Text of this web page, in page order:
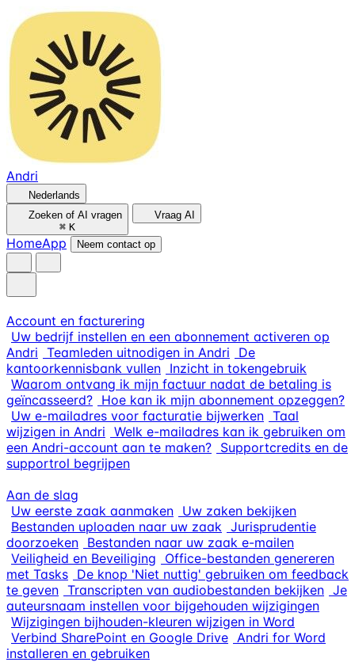
Andri
Nederlands
Zoeken of AI vragen
⌘ K
Vraag AI
HomeApp Neem contact op
Account en facturering
Uw bedrijf instellen en een abonnement activeren op
Andri Teamleden uitnodigen in Andri
De
kantoorkennisbank vullen Inzicht in tokengebruik
Waarom ontvang ik mijn factuur nadat de betaling is
geïncasseerd? Hoe kan ik mijn abonnement opzeggen?
Uw e-mailadres voor facturatie bijwerken Taal
wijzigen in Andri Welk e-mailadres kan ik gebruiken om
een Andri-account aan te maken? Supportcredits en de
supportrol begrijpen
Aan de slag
Uw eerste zaak aanmaken Uw zaken bekijken
Bestanden uploaden naar uw zaak Jurisprudentie
doorzoeken Bestanden naar uw zaak e-mailen
Veiligheid en Beveiliging
Office-bestanden genereren
met Tasks De knop 'Niet nuttig' gebruiken om feedback
te geven Transcripten van audiobestanden bekijken Je
auteursnaam instellen voor bijgehouden wijzigingen
Wijzigingen bijhouden-kleuren wijzigen in Word
Verbind SharePoint en Google Drive Andri for Word
installeren en gebruiken